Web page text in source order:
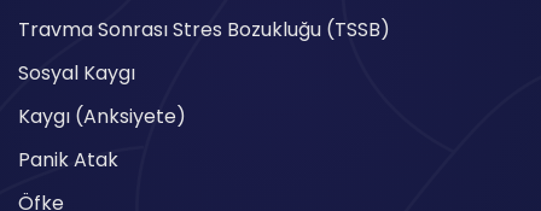
Travma Sonrası Stres Bozukluğu (TSSB)
Sosyal Kaygı
Kaygı (Anksiyete)
Panik Atak
Öfke